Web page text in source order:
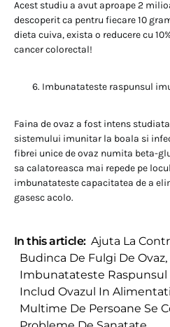
Acest studiu a avut aproape 2
descoperit ca pentru fiecare 10
dieta cuiva, exista o reducere cu
cancer colorectal!
Imbunatateste raspunsul
Faina de ovaz a fost intens
sistemului imunitar la boala si
fibrei unice de ovaz numita beta-
sa calatoreasca mai repede pe
imbunatateste capacitatea de a
gasesc acolo.
In this article: Ajuta La
Budinca De Fulgi De Ovaz,
Imbunatateste Raspunsul
Includ Ovazul In
Multime De Persoane Se